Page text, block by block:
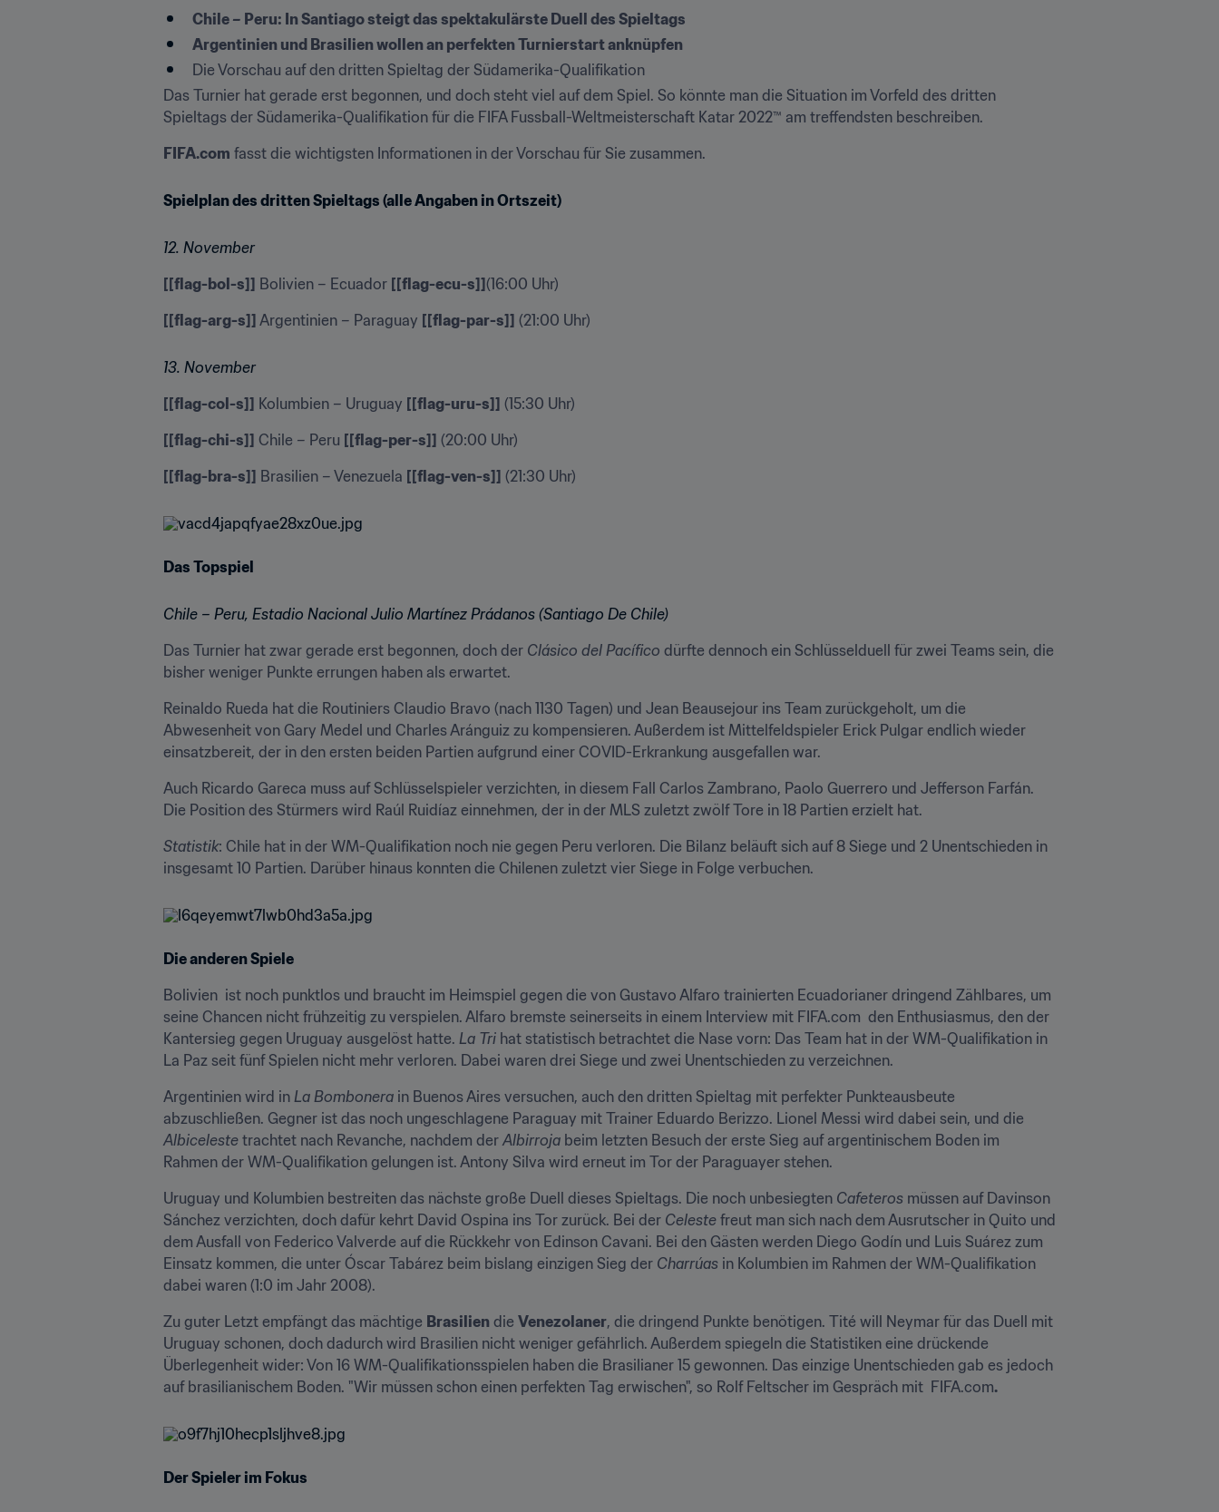
Chile – Peru: In Santiago steigt das spektakulärste Duell des Spieltags
Argentinien und Brasilien wollen an perfekten Turnierstart anknüpfen
Die Vorschau auf den dritten Spieltag der Südamerika-Qualifikation
Das Turnier hat gerade erst begonnen, und doch steht viel auf dem Spiel. So könnte man die Situation im Vorfeld des dritten
Spieltags der Südamerika-Qualifikation für die FIFA Fussball-Weltmeisterschaft Katar 2022™ am treffendsten beschreiben.
FIFA.com fasst die wichtigsten Informationen in der Vorschau für Sie zusammen.
Spielplan des dritten Spieltags (alle Angaben in Ortszeit)
12. November
[[flag-bol-s]] Bolivien – Ecuador [[flag-ecu-s]](16:00 Uhr)
[[flag-arg-s]] Argentinien – Paraguay [[flag-par-s]] (21:00 Uhr)
13. November
[[flag-col-s]] Kolumbien – Uruguay [[flag-uru-s]] (15:30 Uhr)
[[flag-chi-s]] Chile – Peru [[flag-per-s]] (20:00 Uhr)
[[flag-bra-s]] Brasilien – Venezuela [[flag-ven-s]] (21:30 Uhr)
Das Topspiel
Chile – Peru, Estadio Nacional Julio Martínez Prádanos (Santiago De Chile)
Das Turnier hat zwar gerade erst begonnen, doch der Clásico del Pacífico dürfte dennoch ein Schlüsselduell für zwei Teams sein, die
bisher weniger Punkte errungen haben als erwartet.
Reinaldo Rueda hat die Routiniers Claudio Bravo (nach 1130 Tagen) und Jean Beausejour ins Team zurückgeholt, um die
Abwesenheit von Gary Medel und Charles Aránguiz zu kompensieren. Außerdem ist Mittelfeldspieler Erick Pulgar endlich wieder
einsatzbereit, der in den ersten beiden Partien aufgrund einer COVID-Erkrankung ausgefallen war.
Auch Ricardo Gareca muss auf Schlüsselspieler verzichten, in diesem Fall Carlos Zambrano, Paolo Guerrero und Jefferson Farfán.
Die Position des Stürmers wird Raúl Ruidíaz einnehmen, der in der MLS zuletzt zwölf Tore in 18 Partien erzielt hat.
Statistik: Chile hat in der WM-Qualifikation noch nie gegen Peru verloren. Die Bilanz beläuft sich auf 8 Siege und 2 Unentschieden in
insgesamt 10 Partien. Darüber hinaus konnten die Chilenen zuletzt vier Siege in Folge verbuchen.
Die anderen Spiele
Bolivien  ist noch punktlos und braucht im Heimspiel gegen die von Gustavo Alfaro trainierten Ecuadorianer dringend Zählbares, um
seine Chancen nicht frühzeitig zu verspielen. Alfaro bremste seinerseits in einem Interview mit FIFA.com  den Enthusiasmus, den der
Kantersieg gegen Uruguay ausgelöst hatte. La Tri hat statistisch betrachtet die Nase vorn: Das Team hat in der WM-Qualifikation in
La Paz seit fünf Spielen nicht mehr verloren. Dabei waren drei Siege und zwei Unentschieden zu verzeichnen.
Argentinien wird in La Bombonera in Buenos Aires versuchen, auch den dritten Spieltag mit perfekter Punkteausbeute
Albiceleste trachtet nach Revanche, nachdem der Albirroja beim letzten Besuch der erste Sieg auf argentinischem Boden im
Rahmen der WM-Qualifikation gelungen ist. Antony Silva wird erneut im Tor der Paraguayer stehen.
Uruguay und Kolumbien bestreiten das nächste große Duell dieses Spieltags. Die noch unbesiegten Cafeteros müssen auf Davinson
Sánchez verzichten, doch dafür kehrt David Ospina ins Tor zurück. Bei der Celeste freut man sich nach dem Ausrutscher in Quito und
dem Ausfall von Federico Valverde auf die Rückkehr von Edinson Cavani. Bei den Gästen werden Diego Godín und Luis Suárez zum
Einsatz kommen, die unter Óscar Tabárez beim bislang einzigen Sieg der Charrúas in Kolumbien im Rahmen der WM-Qualifikation
dabei waren (1:0 im Jahr 2008).
Zu guter Letzt empfängt das mächtige Brasilien die Venezolaner, die dringend Punkte benötigen. Tité will Neymar für das Duell mit
Uruguay schonen, doch dadurch wird Brasilien nicht weniger gefährlich. Außerdem spiegeln die Statistiken eine drückende
Überlegenheit wider: Von 16 WM-Qualifikationsspielen haben die Brasilianer 15 gewonnen. Das einzige Unentschieden gab es jedoch
auf brasilianischem Boden. "Wir müssen schon einen perfekten Tag erwischen", so Rolf Feltscher im Gespräch mit  FIFA.com.
Der Spieler im Fokus